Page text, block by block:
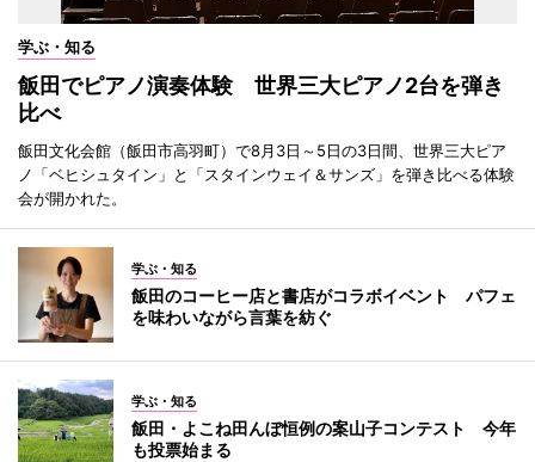
学ぶ・知る
飯田でピアノ演奏体験 世界三大ピアノ2台を弾き
比べ
飯田文化会館（飯田市高羽町）で8月3日～5日の3日間、世界三大ピア
ノ「ベヒシュタイン」と「スタインウェイ＆サンズ」を弾き比べる体験
会が開かれた。
学ぶ・知る
飯田のコーヒー店と書店がコラボイベント パフェ
を味わいながら言葉を紡ぐ
学ぶ・知る
飯田・よこね田んぼ恒例の案山子コンテスト 今年
も投票始まる